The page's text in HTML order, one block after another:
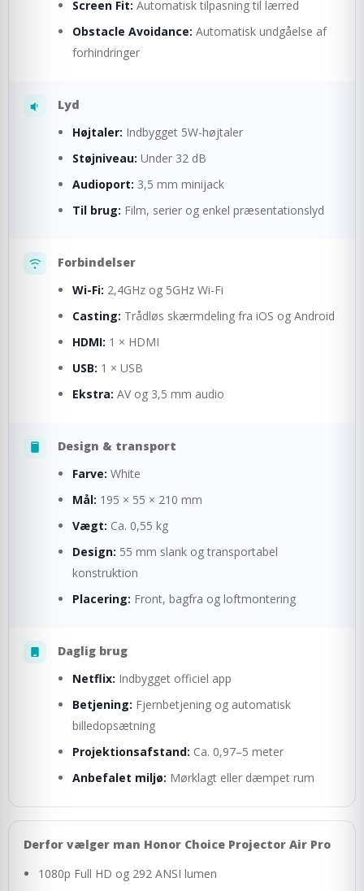
Screen Fit: Automatisk tilpasning til lærred
Obstacle Avoidance: Automatisk undgåelse af
forhindringer
Lyd
Højtaler: Indbygget 5W-højtaler
Støjniveau: Under 32 dB
Audioport: 3,5 mm minijack
Til brug: Film, serier og enkel præsentationslyd
Forbindelser
Wi-Fi: 2,4GHz og 5GHz Wi-Fi
Casting: Trådløs skærmdeling fra iOS og Android
HDMI: 1 × HDMI
USB: 1 × USB
Ekstra: AV og 3,5 mm audio
Design & transport
Farve: White
Mål: 195 × 55 × 210 mm
Vægt: Ca. 0,55 kg
Design: 55 mm slank og transportabel
konstruktion
Placering: Front, bagfra og loftmontering
Daglig brug
Netflix: Indbygget officiel app
Betjening: Fjernbetjening og automatisk
billedopsætning
Projektionsafstand: Ca. 0,97–5 meter
Anbefalet miljø: Mørklagt eller dæmpet rum
Derfor vælger man Honor Choice Projector Air Pro
1080p Full HD og 292 ANSI lumen